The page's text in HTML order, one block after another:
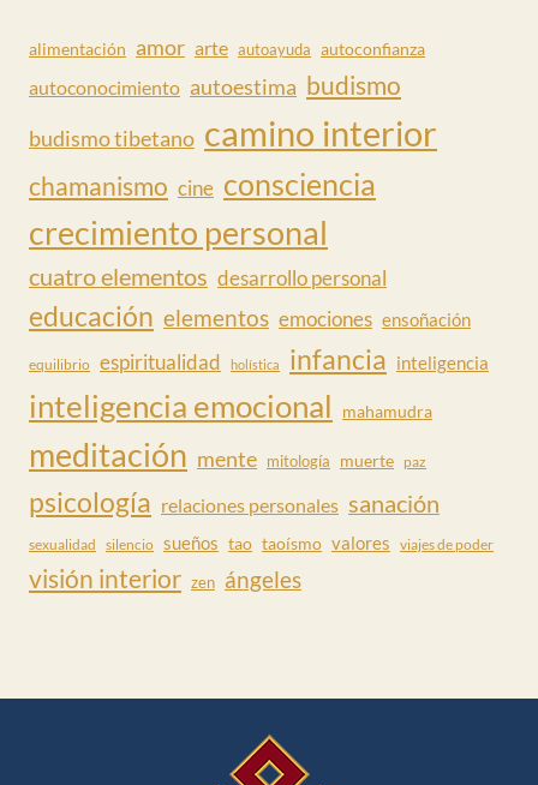
alimentación amor arte autoayuda autoconfianza
autoconocimiento autoestima budismo
budismo tibetano camino interior
chamanismo cine consciencia
crecimiento personal
cuatro elementos desarrollo personal
educación elementos emociones ensoñación
equilibrio espiritualidad holística infancia inteligencia
inteligencia emocional mahamudra
meditación mente mitología muerte paz
psicología relaciones personales sanación
sexualidad silencio sueños tao taoísmo valores viajes de poder
visión interior zen ángeles